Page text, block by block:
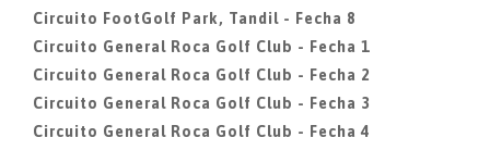
Circuito FootGolf Park, Tandil - Fecha 8
Circuito General Roca Golf Club - Fecha 1
Circuito General Roca Golf Club - Fecha 2
Circuito General Roca Golf Club - Fecha 3
Circuito General Roca Golf Club - Fecha 4